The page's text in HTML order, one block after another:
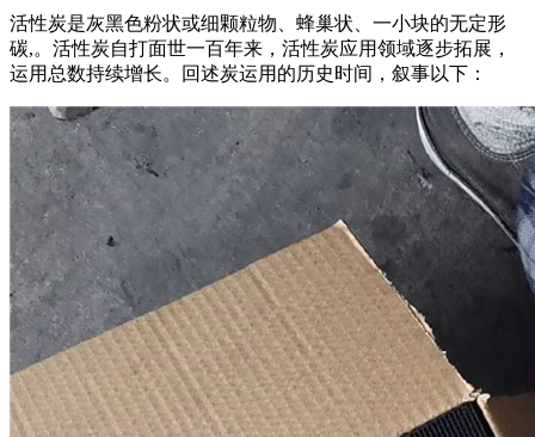
活性炭是灰黑色粉状或细颗粒物、蜂巢状、一小块的无定形
碳,。活性炭自打面世一百年来，活性炭应用领域逐步拓展，
运用总数持续增长。回述炭运用的历史时间，叙事以下：